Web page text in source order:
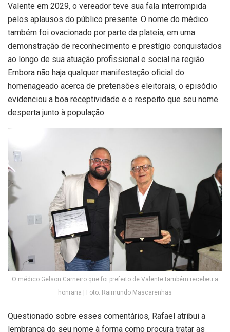
Valente em 2029, o vereador teve sua fala interrompida
pelos aplausos do público presente. O nome do médico
também foi ovacionado por parte da plateia, em uma
demonstração de reconhecimento e prestígio conquistados
ao longo de sua atuação profissional e social na região.
Embora não haja qualquer manifestação oficial do
homenageado acerca de pretensões eleitorais, o episódio
evidenciou a boa receptividade e o respeito que seu nome
desperta junto à população.
O médico Gelson Carneiro que foi prefeito de Valente também recebeu a
honraria | Foto: Raimundo Mascarenhas
Questionado sobre esses comentários, Rafael atribui a
lembrança do seu nome à forma como procura tratar as